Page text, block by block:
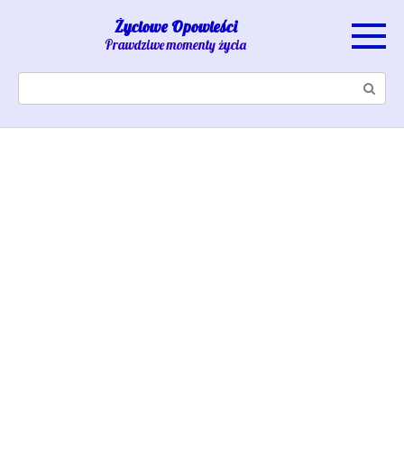
Życiowe Opowieści
Prawdziwe momenty życia